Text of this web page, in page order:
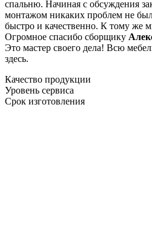
спальню. Начиная с обсуждения
монтажом никаких проблем не
быстро и качественно. К тому же
Огромное спасибо сборщику
Это мастер своего дела! Всю
здесь.
Качество продукции
Уровень сервиса
Срок изготовления